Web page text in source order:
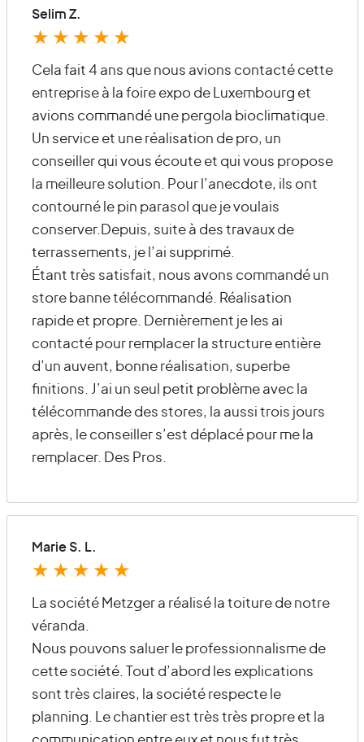
Selim Z.
★ ★ ★ ★ ★
Cela fait 4 ans que nous avions contacté cette
entreprise à la foire expo de Luxembourg et
avions commandé une pergola bioclimatique.
Un service et une réalisation de pro, un
conseiller qui vous écoute et qui vous propose
la meilleure solution. Pour l’anecdote, ils ont
contourné le pin parasol que je voulais
conserver.Depuis, suite à des travaux de
terrassements, je l’ai supprimé.
Étant très satisfait, nous avons commandé un
store banne télécommandé. Réalisation
rapide et propre. Dernièrement je les ai
contacté pour remplacer la structure entière
d’un auvent, bonne réalisation, superbe
finitions. J’ai un seul petit problème avec la
télécommande des stores, la aussi trois jours
après, le conseiller s’est déplacé pour me la
remplacer. Des Pros.
Marie S. L.
★ ★ ★ ★ ★
La société Metzger a réalisé la toiture de notre
véranda.
Nous pouvons saluer le professionnalisme de
cette société. Tout d’abord les explications
sont très claires, la société respecte le
planning. Le chantier est très très propre et la